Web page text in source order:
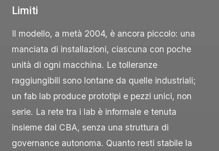
Limiti
Il modello, a metà 2004, è ancora piccolo: una
manciata di installazioni, ciascuna con poche
unità di ogni macchina. Le tolleranze
raggiungibili sono lontane da quelle industriali;
un fab lab produce prototipi e pezzi unici, non
serie. La rete tra i lab è informale e tenuta
insieme dal CBA, senza una struttura di
governance autonoma. Quanto resti stabile la